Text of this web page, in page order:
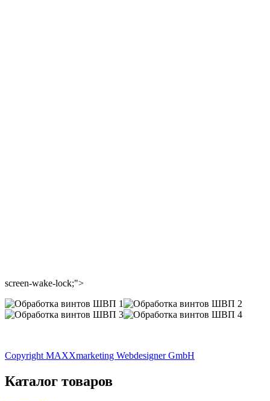
screen-wake-lock;">
Copyright MAXXmarketing Webdesigner GmbH
Каталог товаров